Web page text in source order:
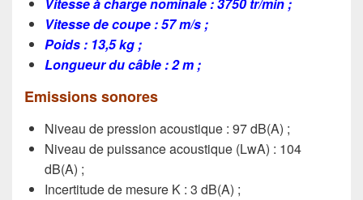
Vitesse de coupe : 57 m/s ;
Poids : 13,5 kg ;
Longueur du câble : 2 m ;
Emissions sonores
Niveau de pression acoustique : 97 dB(A) ;
Niveau de puissance acoustique (LwA) : 104
dB(A) ;
Incertitude de mesure K : 3 dB(A) ;